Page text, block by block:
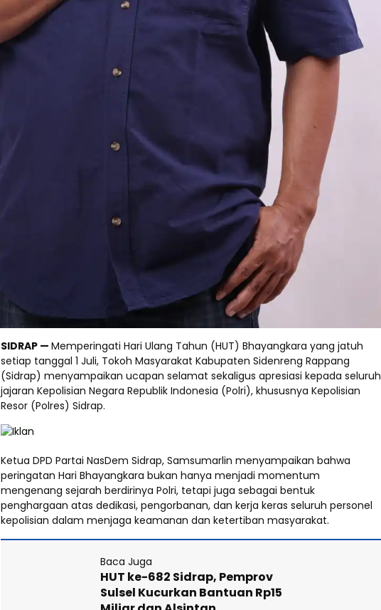
SIDRAP — Memperingati Hari Ulang Tahun (HUT) Bhayangkara yang jatuh
setiap tanggal 1 Juli, Tokoh Masyarakat Kabupaten Sidenreng Rappang
(Sidrap) menyampaikan ucapan selamat sekaligus apresiasi kepada seluruh
jajaran Kepolisian Negara Republik Indonesia (Polri), khususnya Kepolisian
Resor (Polres) Sidrap.
Ketua DPD Partai NasDem Sidrap, Samsumarlin menyampaikan bahwa
peringatan Hari Bhayangkara bukan hanya menjadi momentum
mengenang sejarah berdirinya Polri, tetapi juga sebagai bentuk
penghargaan atas dedikasi, pengorbanan, dan kerja keras seluruh personel
kepolisian dalam menjaga keamanan dan ketertiban masyarakat.
Baca Juga
HUT ke-682 Sidrap, Pemprov
Sulsel Kucurkan Bantuan Rp15